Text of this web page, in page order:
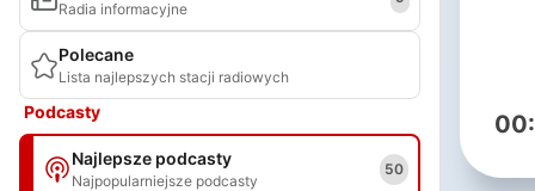
Radia informacyjne
Polecane
Lista najlepszych stacji radiowych
Podcasty
Najlepsze podcasty
Najpopularniejsze podcasty
50